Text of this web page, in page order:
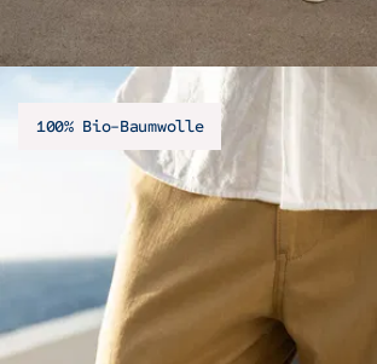
100% Bio-Baumwolle